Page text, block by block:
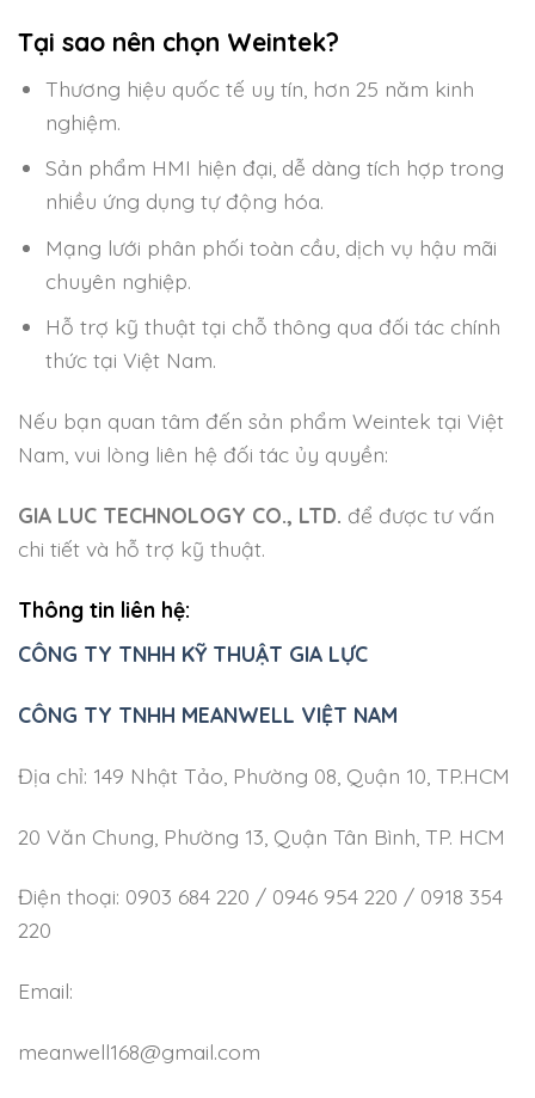
Tại sao nên chọn Weintek?
Thương hiệu quốc tế uy tín, hơn 25 năm kinh
nghiệm.
Sản phẩm HMI hiện đại, dễ dàng tích hợp trong
nhiều ứng dụng tự động hóa.
Mạng lưới phân phối toàn cầu, dịch vụ hậu mãi
chuyên nghiệp.
Hỗ trợ kỹ thuật tại chỗ thông qua đối tác chính
thức tại Việt Nam.
Nếu bạn quan tâm đến sản phẩm Weintek tại Việt
Nam, vui lòng liên hệ đối tác ủy quyền:
GIA LUC TECHNOLOGY CO., LTD. để được tư vấn
chi tiết và hỗ trợ kỹ thuật.
Thông tin liên hệ:
CÔNG TY TNHH KỸ THUẬT GIA LỰC
CÔNG TY TNHH MEANWELL VIỆT NAM
Địa chỉ: 149 Nhật Tảo, Phường 08, Quận 10, TP.HCM
20 Văn Chung, Phường 13, Quận Tân Bình, TP. HCM
Điện thoại: 0903 684 220 / 0946 954 220 / 0918 354
220
Email:
meanwell168@gmail.com